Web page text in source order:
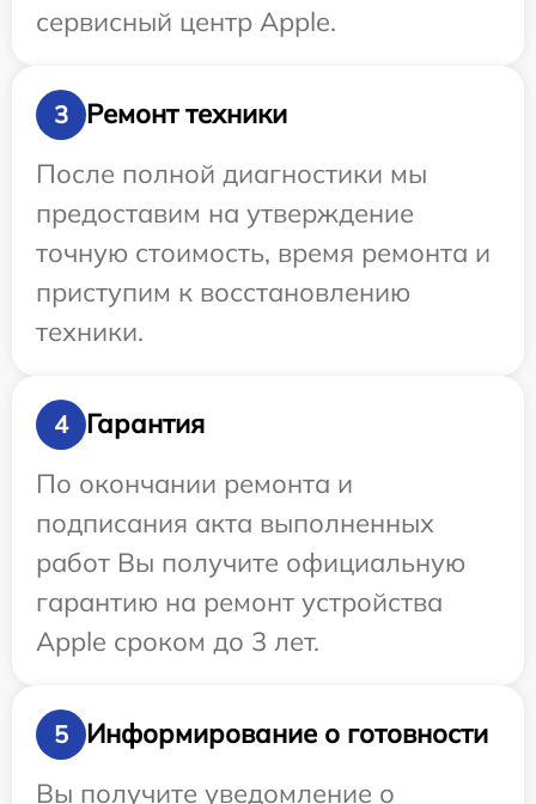
сервисный центр Apple.
3
Ремонт техники
После полной диагностики мы
предоставим на утверждение
точную стоимость, время ремонта и
приступим к восстановлению
техники.
4
Гарантия
По окончании ремонта и
подписания акта выполненных
работ Вы получите официальную
гарантию на ремонт устройства
Apple сроком до 3 лет.
5
Информирование о готовности
Вы получите уведомление о